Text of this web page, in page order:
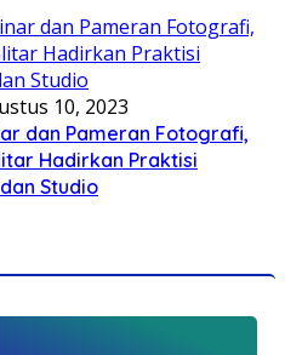
10, 2023
dan Pameran Fotografi,
Hadirkan Praktisi
Studio